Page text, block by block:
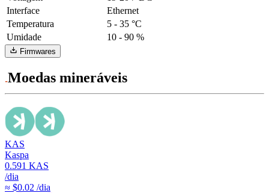
Interface
Ethernet
Temperatura
5 - 35 °C
Umidade
10 - 90 %
Firmwares
Moedas mineráveis
KAS
Kaspa
0.591 KAS
/dia
≈ $0.02 /dia